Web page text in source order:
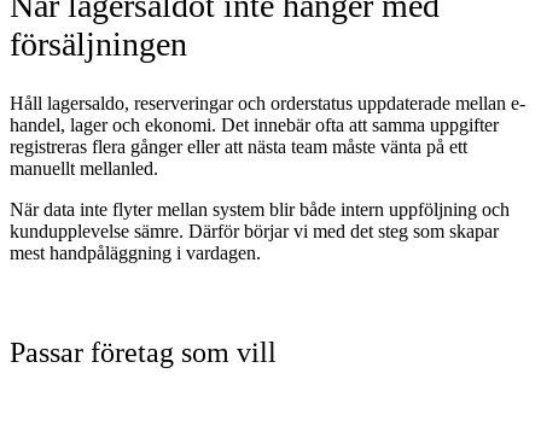
försäljningen
Håll lagersaldo, reserveringar och orderstatus uppdaterade mellan e-
handel, lager och ekonomi. Det innebär ofta att samma uppgifter
registreras flera gånger eller att nästa team måste vänta på ett
manuellt mellanled.
När data inte flyter mellan system blir både intern uppföljning och
kundupplevelse sämre. Därför börjar vi med det steg som skapar
mest handpåläggning i vardagen.
Passar företag som vill